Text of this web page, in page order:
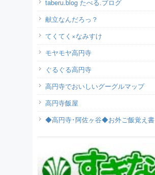
taberu.blog たべる.ブログ
献立なんだろっ？
てくてく×なみすけ
モヤモヤ高円寺
ぐるぐる高円寺
高円寺でおいしいグーグルマップ
高円寺飯屋
◆高円寺･阿佐ヶ谷◆お外ご飯覚え書